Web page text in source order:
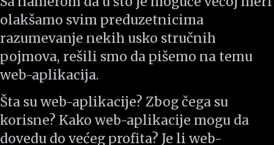
olakšamo svim preduzetnicima
razumevanje nekih usko stručnih
pojmova, rešili smo da pišemo na temu
web-aplikacija.
Šta su web-aplikacije? Zbog čega su
korisne? Kako web-aplikacije mogu da
dovedu do većeg profita? Je li web-